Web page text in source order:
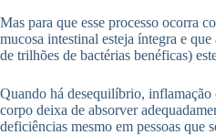
Mas para que esse processo ocorra
mucosa intestinal esteja íntegra e
de trilhões de bactérias benéficas)
Quando há desequilíbrio,
corpo deixa de absorver
deficiências mesmo em pessoas que